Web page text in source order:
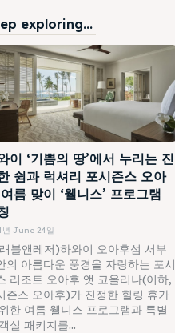
exploring...
이 ‘기쁨의 땅’에서 누리는 진
쉼과 럭셔리 포시즌스 오아
름 맞이 ‘웰니스’ 프로그램
년 June 24일
블앤레저)하와이 오아후섬 서부
의 아름다운 풍경을 자랑하는 포시
리조트 오아후 앳 코올리나(이하,
즌스 오아후)가 진정한 힐링 휴가
한 여름 웰니스 프로그램과 특별
실 패키지를...